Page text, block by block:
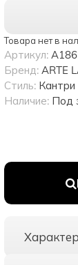
Товара нет в
Артикул:
Бренд: ARTE
Стиль: Кантри
Наличие: Под